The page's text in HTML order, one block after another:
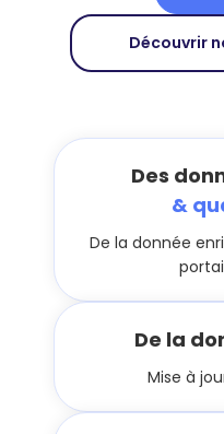
Découvrir
Des
&
De la donnée
De la
Mise à